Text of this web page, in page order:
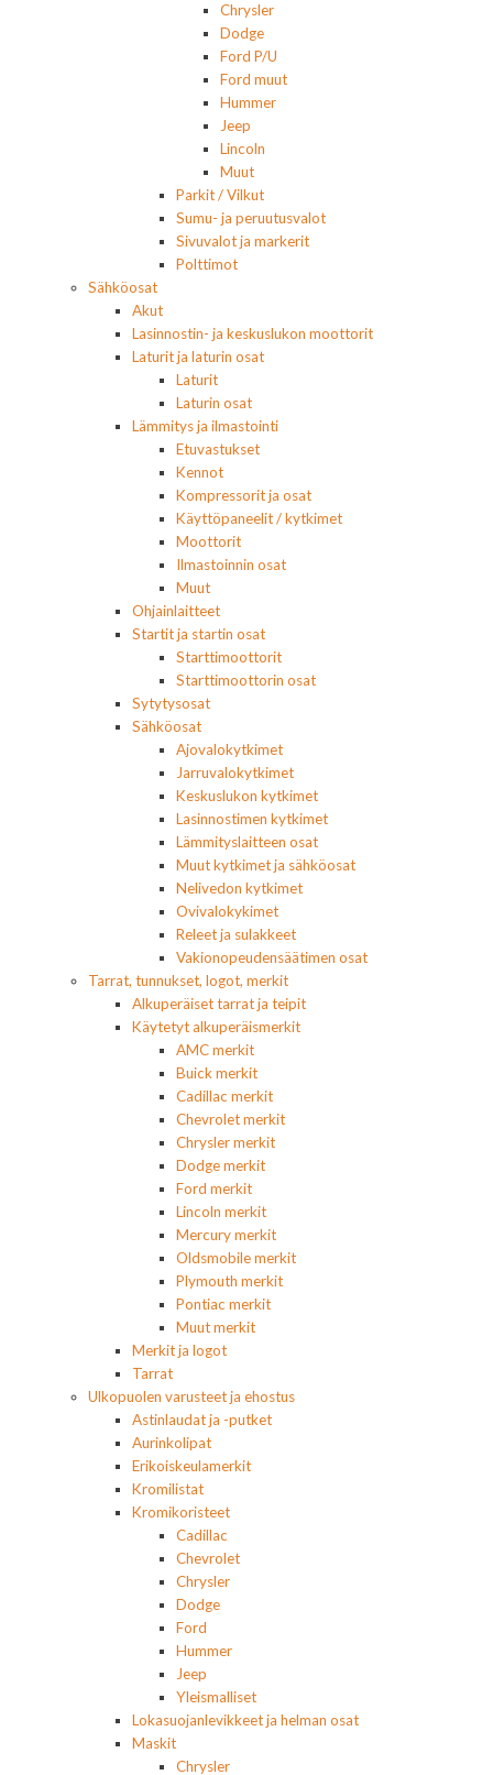
Chrysler
Dodge
Ford P/U
Ford muut
Hummer
Jeep
Lincoln
Muut
Parkit / Vilkut
Sumu- ja peruutusvalot
Sivuvalot ja markerit
Polttimot
Sähköosat
Akut
Lasinnostin- ja keskuslukon moottorit
Laturit ja laturin osat
Laturit
Laturin osat
Lämmitys ja ilmastointi
Etuvastukset
Kennot
Kompressorit ja osat
Käyttöpaneelit / kytkimet
Moottorit
Ilmastoinnin osat
Muut
Ohjainlaitteet
Startit ja startin osat
Starttimoottorit
Starttimoottorin osat
Sytytysosat
Sähköosat
Ajovalokytkimet
Jarruvalokytkimet
Keskuslukon kytkimet
Lasinnostimen kytkimet
Lämmityslaitteen osat
Muut kytkimet ja sähköosat
Nelivedon kytkimet
Ovivalokykimet
Releet ja sulakkeet
Vakionopeudensäätimen osat
Tarrat, tunnukset, logot, merkit
Alkuperäiset tarrat ja teipit
Käytetyt alkuperäismerkit
AMC merkit
Buick merkit
Cadillac merkit
Chevrolet merkit
Chrysler merkit
Dodge merkit
Ford merkit
Lincoln merkit
Mercury merkit
Oldsmobile merkit
Plymouth merkit
Pontiac merkit
Muut merkit
Merkit ja logot
Tarrat
Ulkopuolen varusteet ja ehostus
Astinlaudat ja -putket
Aurinkolipat
Erikoiskeulamerkit
Kromilistat
Kromikoristeet
Cadillac
Chevrolet
Chrysler
Dodge
Ford
Hummer
Jeep
Yleismalliset
Lokasuojanlevikkeet ja helman osat
Maskit
Chrysler